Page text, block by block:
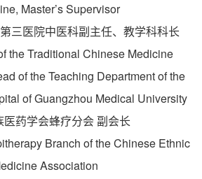
Master’s Supervisor
三医院中医科副主任、教学科科长
the Traditional Chinese Medicine
of the Teaching Department of the
of Guangzhou Medical University
医药学会蜂疗分会 副会长
Branch of the Chinese Ethnic
Association